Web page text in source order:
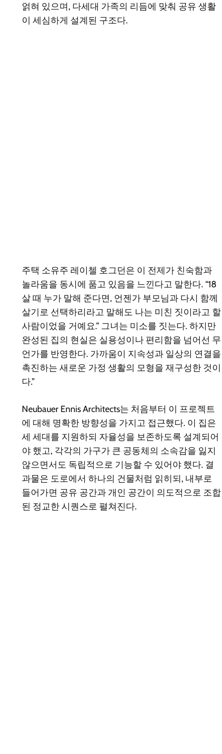
얽혀 있으며, 다세대 가족의 리듬에 맞춰 공유 생활
이 세심하게 설계된 구조다.
주택 소유주 레이첼 호그던은 이 전제가 친숙함과
놀라움을 동시에 품고 있음을 느낀다고 말한다. “18
살 때 누가 말해 준다면, 언젠가 부모님과 다시 함께
살기로 선택하리라고 말해도 나는 미친 짓이라고 할
사람이었을 거예요.” 그녀는 미소를 짓는다. 하지만
완성된 집의 현실은 실용성이나 편리함을 넘어선 무
언가를 반영한다. 가까움이 지속성과 일상의 연결을
촉진하는 새로운 가정 생활의 모형을 재구성한 것이
다.”
Neubauer Ennis Architects는 처음부터 이 프로젝트
에 대해 명확한 방향성을 가지고 접근했다. 이 집은
세 세대를 지원하되 자율성을 보존하도록 설계되어
야 했고, 각각의 가구가 큰 공동체의 소속감을 잃지
않으면서도 독립적으로 기능할 수 있어야 했다. 결
과물은 도로에서 하나의 건물처럼 읽히되, 내부로
들어가면 공유 공간과 개인 공간이 의도적으로 조합
된 정교한 시퀀스로 펼쳐진다.